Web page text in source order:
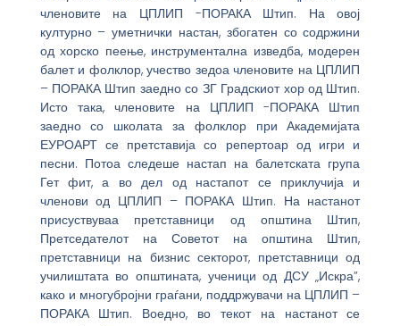
членовите на ЦПЛИП -ПОРАКА Штип. На овој
културно – уметнички настан, збогатен со содржини
од хорско пеење, инструментална изведба, модерен
балет и фолклор, учество зедоа членовите на ЦПЛИП
– ПОРАКА Штип заедно со ЗГ Градскиот хор од Штип.
Исто така, членовите на ЦПЛИП -ПОРАКА Штип
заедно со школата за фолклор при Академијата
ЕУРОАРТ се претставија со репертоар од игри и
песни. Потоа следеше настап на балетската група
Гет фит, а во дел од настапот се приклучија и
членови од ЦПЛИП – ПОРАКА Штип. На настанот
присуствуваа претставници од општина Штип,
Претседателот на Советот на општина Штип,
претставници на бизнис секторот, претставници од
училиштата во општината, ученици од ДСУ „Искра”,
како и многубројни граѓани, поддржувачи на ЦПЛИП –
ПОРАКА Штип. Воедно, во текот на настанот се